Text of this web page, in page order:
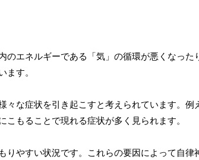
のエネルギーである「気」の循環が悪くなった
ます。
な症状を引き起こすと考えられています。例
こもることで現れる症状が多く見られます。
やすい状況です。これらの要因によって自律